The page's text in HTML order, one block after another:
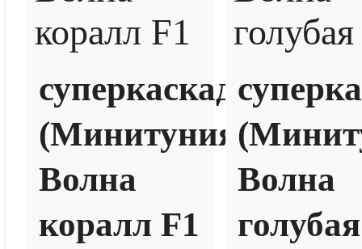
суперкаскадная
(Минитуния)
Волна
коралл F1
Волна
голубая